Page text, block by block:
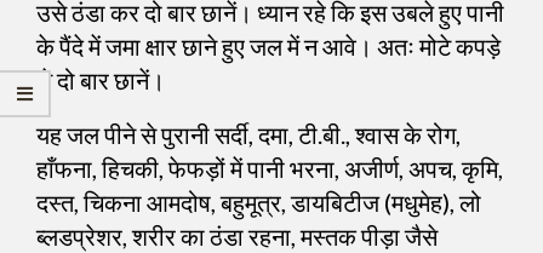
उसे ठंडा कर दो बार छानें। ध्यान रहे कि इस उबले हुए पानी
के पैंदे में जमा क्षार छाने हुए जल में न आवे। अतः मोटे कपड़े
से दो बार छानें।
यह जल पीने से पुरानी सर्दी, दमा, टी.बी., श्वास के रोग,
हाँफना, हिचकी, फेफड़ों में पानी भरना, अजीर्ण, अपच, कृमि,
दस्त, चिकना आमदोष, बहुमूत्र, डायबिटीज (मधुमेह), लो
ब्लडप्रेशर, शरीर का ठंडा रहना, मस्तक पीड़ा जैसे